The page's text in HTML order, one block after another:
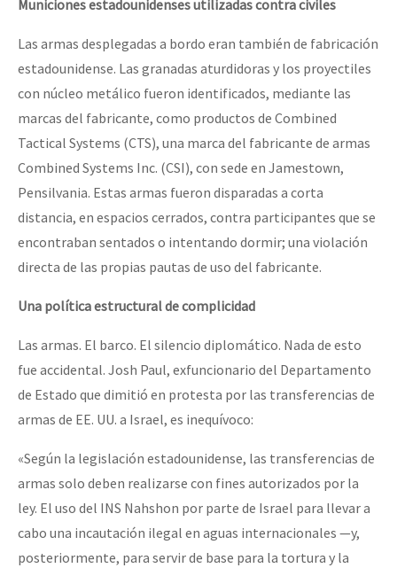
Municiones estadounidenses utilizadas contra civiles
Las armas desplegadas a bordo eran también de fabricación
estadounidense. Las granadas aturdidoras y los proyectiles
con núcleo metálico fueron identificados, mediante las
marcas del fabricante, como productos de Combined
Tactical Systems (CTS), una marca del fabricante de armas
Combined Systems Inc. (CSI), con sede en Jamestown,
Pensilvania. Estas armas fueron disparadas a corta
distancia, en espacios cerrados, contra participantes que se
encontraban sentados o intentando dormir; una violación
directa de las propias pautas de uso del fabricante.
Una política estructural de complicidad
Las armas. El barco. El silencio diplomático. Nada de esto
fue accidental. Josh Paul, exfuncionario del Departamento
de Estado que dimitió en protesta por las transferencias de
armas de EE. UU. a Israel, es inequívoco:
«Según la legislación estadounidense, las transferencias de
armas solo deben realizarse con fines autorizados por la
ley. El uso del INS Nahshon por parte de Israel para llevar a
cabo una incautación ilegal en aguas internacionales —y,
posteriormente, para servir de base para la tortura y la